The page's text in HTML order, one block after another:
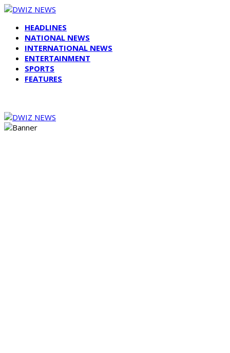
HEADLINES
NATIONAL NEWS
INTERNATIONAL NEWS
ENTERTAINMENT
SPORTS
FEATURES